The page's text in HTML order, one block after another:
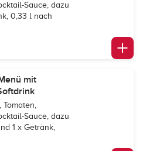
Sauce, dazu
0,33 l nach
mit
Tomaten,
Sauce, dazu
1 x Getränk,